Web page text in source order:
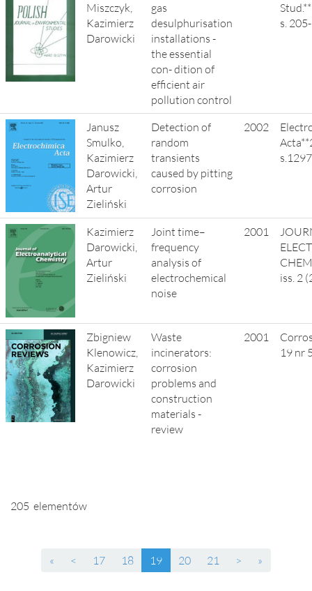
Miszczyk,
Kazimierz
Darowicki
gas
desulphurisation
installations -
the essential
con- dition of
efficient air
pollution control
s.
Janusz
Smulko,
Kazimierz
Darowicki,
Artur
Zieliński
Detection of
random
transients
caused by pitting
corrosion
2002
Kazimierz
Darowicki,
Artur
Zieliński
Joint time–
frequency
analysis of
electrochemical
noise
2001
iss. 2
Zbigniew
Klenowicz,
Kazimierz
Darowicki
Waste
incinerators:
corrosion
problems and
construction
materials -
review
2001
19 nr
205 elementów
« < 17 18 19(current)
20 21 > »